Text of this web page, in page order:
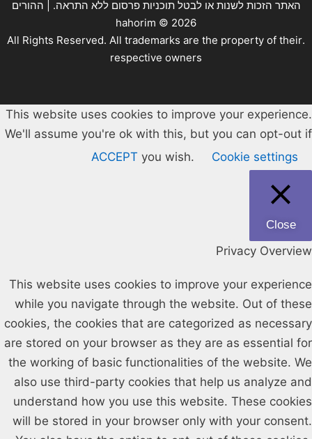
האתר הזכות לשנות או לבטל תוכניות פרסום ללא התראה. | ההורים
hahorim © 2026
.All Rights Reserved. All trademarks are the property of their
respective owners
This website uses cookies to improve your experience.
We'll assume you're ok with this, but you can opt-out if
you wish.
Cookie settings
ACCEPT
Close
Privacy Overview
This website uses cookies to improve your experience
while you navigate through the website. Out of these
cookies, the cookies that are categorized as necessary
are stored on your browser as they are as essential for
the working of basic functionalities of the website. We
also use third-party cookies that help us analyze and
understand how you use this website. These cookies
will be stored in your browser only with your consent.